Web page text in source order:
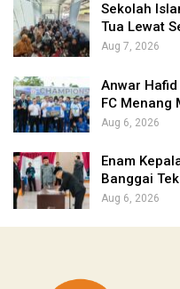
Sekolah
Tua Lewat
Aug 7, 2026
Anwar
FC Menang
Aug 6, 2026
Enam
Banggai
Aug 6, 2026